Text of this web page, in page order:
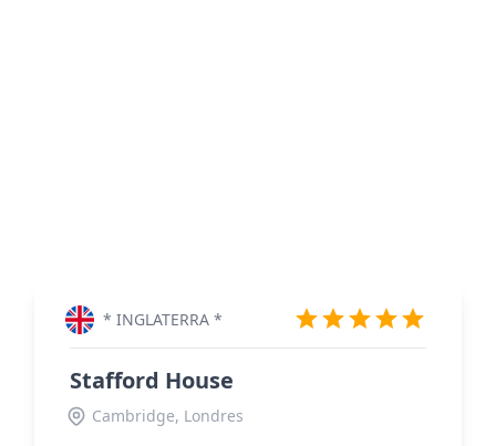
* INGLATERRA *
Stafford House
Cambridge, Londres